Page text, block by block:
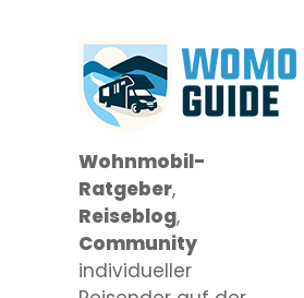
Wohnmobil-
Ratgeber,
Reiseblog,
Community
individueller